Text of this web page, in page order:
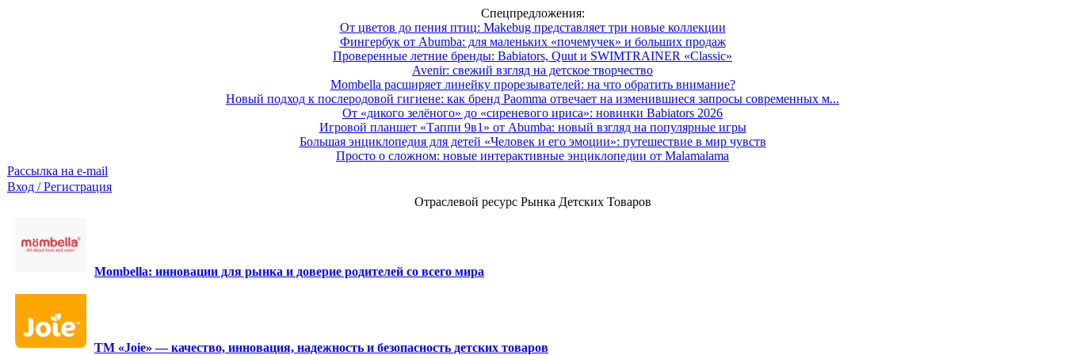
Спецпредложения:
От цветов до пения птиц: Makebug представляет три новые коллекции
Фингербук от Abumba: для маленьких «почемучек» и больших продаж
Проверенные летние бренды: Babiators, Quut и SWIMTRAINER «Classic»
Avenir: свежий взгляд на детское творчество
Mombella расширяет линейку прорезывателей: на что обратить внимание?
Новый подход к послеродовой гигиене: как бренд Paomma отвечает на изменившиеся запросы современных м...
От «дикого зелёного» до «сиреневого ириса»: новинки Babiators 2026
Игровой планшет «Таппи 9в1» от Abumba: новый взгляд на популярные игры
Большая энциклопедия для детей «Человек и его эмоции»: путешествие в мир чувств
Просто о сложном: новые интерактивные энциклопедии от Malamalama
Рассылка на e-mail
Вход / Регистрация
Отраслевой ресурс Рынка Детских Товаров
Mombella: инновации для рынка и доверие родителей со всего мира
ТМ «Joie» — качество, инновация, надежность и безопасность детских товаров